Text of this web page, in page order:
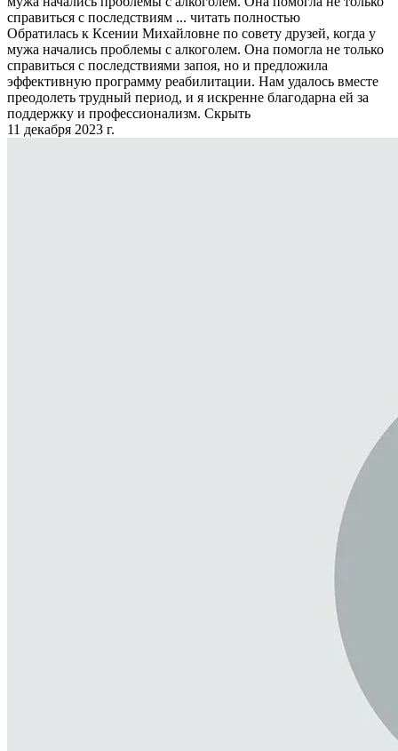
справиться с последствиям ... читать полностью
Обратилась к Ксении Михайловне по совету друзей, когда у
мужа начались проблемы с алкоголем. Она помогла не только
справиться с последствиями запоя, но и предложила
эффективную программу реабилитации. Нам удалось вместе
преодолеть трудный период, и я искренне благодарна ей за
поддержку и профессионализм. Скрыть
11 декабря 2023 г.